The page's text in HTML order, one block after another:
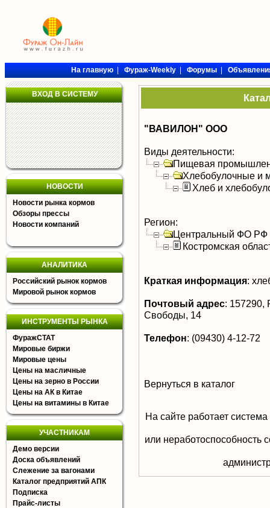
На главную|Фураж-Weekly|Форумы|
ВХОД В СИСТЕМУ
НОВОСТИ
Новости рынка кормов
Обзоры прессы
Новости компаний
АНАЛИТИКА
Российский рынок кормов
Мировой рынок кормов
ИНСТРУМЕНТЫ РЫНКА
ФуражСТАТ
Мировые биржи
Мировые цены
Цены на масличные
Цены на зерно в России
Цены на АК в Китае
Цены на витамины в Китае
УЧАСТНИКАМ
Демо версии
Доска объявлений
Слежение за вагонами
Каталог предприятий АПК
Подписка
Прайс-листы
"ВАВИЛОН" ООО
Виды деятельности:
Пищевая
Хлебобулочные и
Хлеб и
Регион:
Центральный ФО РФ
Костромская
Краткая информация:
Почтовый адрес: 157290,
Свободы, 14
Телефон: (09430) 4-12-72
Вернуться в каталог
На сайте работает
или неработоспособность